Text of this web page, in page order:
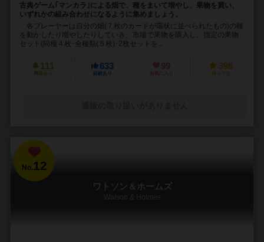
古典ゲーム｢マンカラ｣による畑で、種をまいて増やし、果物を買い、
いずれかの組み合わせになるように集めましょう。
各プレーヤーは自分の畑(７枚のカードが環状に並べられたもの)の種
を動かしたり増やしたりしていき、市場で果物を購入し、指定の果物
セット(同種４枚･全種類(５枚)･2枚セットを...
111
興味あり
633
経験あり
99
お気に入り
398
持ってる
No.12
ワトソン＆ホームズ
Watson & Holmes